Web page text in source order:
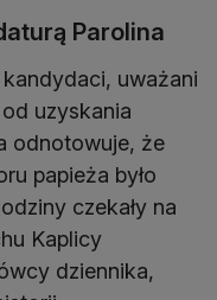
Parolina
uważani
uzyskania
odnotowuje, że
papieża było
czekały na
Kaplicy
dziennika,